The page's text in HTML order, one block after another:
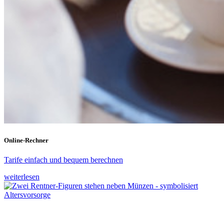
Online-Rechner
Tarife einfach und bequem berechnen
weiterlesen